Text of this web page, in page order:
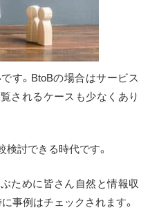
す。BtoBの場合はサービス
されるケースも少なくあり
討できる時代です。
ために皆さん自然と情報収
事例はチェックされます。